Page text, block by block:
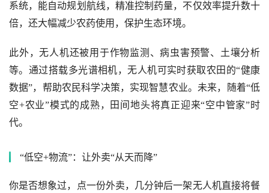
系统，能自动规划航线，精准控制药量，不仅效率提升数十
倍，还大幅减少农药使用，保护生态环境。
此外，无人机还被用于作物监测、病虫害预警、土壤分析
等。通过搭载多光谱相机，无人机可实时获取农田的“健康
数据”，帮助农民科学决策，实现智慧农业。未来，随着“低
空+农业”模式的成熟，田间地头将真正迎来“空中管家”时
代。
“低空+物流”：让外卖“从天而降”
你是否想象过，点一份外卖，几分钟后一架无人机直接将餐